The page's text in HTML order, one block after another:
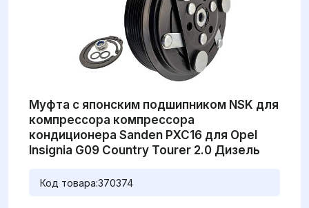
Муфта с японским подшипником NSK для
компрессора компрессора
кондиционера Sanden PXC16 для Opel
Insignia G09 Country Tourer 2.0 Дизель
Код товара:370374